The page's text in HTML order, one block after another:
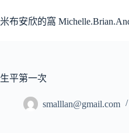
至
容
米布安欣的窩
生平第一次
smalllan@gmail.com